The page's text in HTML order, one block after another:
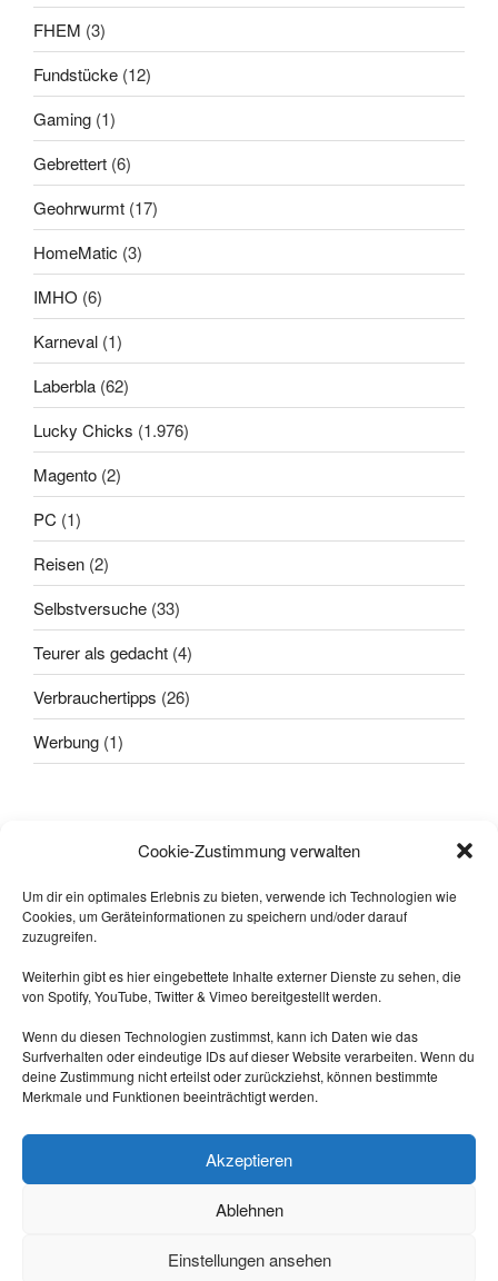
Cookie-Zustimmung verwalten
Um dir ein optimales Erlebnis zu bieten, verwende ich Technologien wie
Cookies, um Geräteinformationen zu speichern und/oder darauf
zuzugreifen.
Weiterhin gibt es hier eingebettete Inhalte externer Dienste zu sehen, die
von Spotify, YouTube, Twitter & Vimeo bereitgestellt werden.
Wenn du diesen Technologien zustimmst, kann ich Daten wie das
Surfverhalten oder eindeutige IDs auf dieser Website verarbeiten. Wenn du
deine Zustimmung nicht erteilst oder zurückziehst, können bestimmte
Merkmale und Funktionen beeinträchtigt werden.
Akzeptieren
Ablehnen
Einstellungen ansehen
FHEM (3)
Fundstücke (12)
Gaming (1)
Gebrettert (6)
Geohrwurmt (17)
HomeMatic (3)
IMHO (6)
Karneval (1)
Laberbla (62)
Lucky Chicks (1.976)
Magento (2)
PC (1)
Reisen (2)
Selbstversuche (33)
Teurer als gedacht (4)
Verbrauchertipps (26)
Werbung (1)
Dann kam einer, der wusste das
Triff mich auf Mastodon:
https://nrw.social/@laberbla